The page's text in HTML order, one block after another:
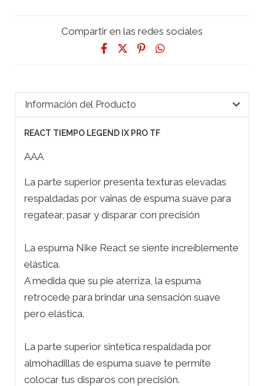
Compartir en las redes sociales
Información del Producto
REACT TIEMPO LEGEND IX PRO TF
AAA
La parte superior presenta texturas elevadas
respaldadas por vainas de espuma suave para
regatear, pasar y disparar con precisión
La espuma Nike React se siente increíblemente
elástica.
A medida que su pie aterriza, la espuma
retrocede para brindar una sensación suave
pero elástica.
La parte superior sintetica respaldada por
almohadillas de espuma suave te permite
colocar tus disparos con precisión.